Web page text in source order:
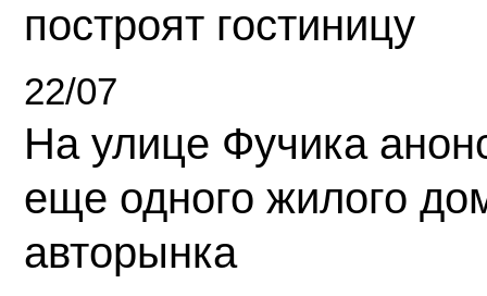
построят гостиницу
22/07
На улице Фучика
еще одного жилого
авторынка